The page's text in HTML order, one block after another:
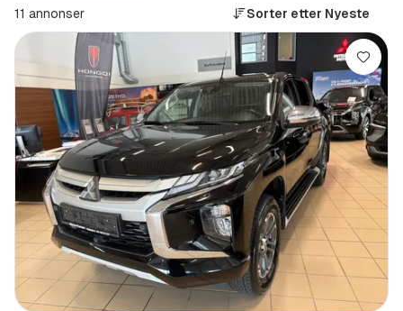
(Modell)
11 annonser Sorter etter Nyeste
Lagre